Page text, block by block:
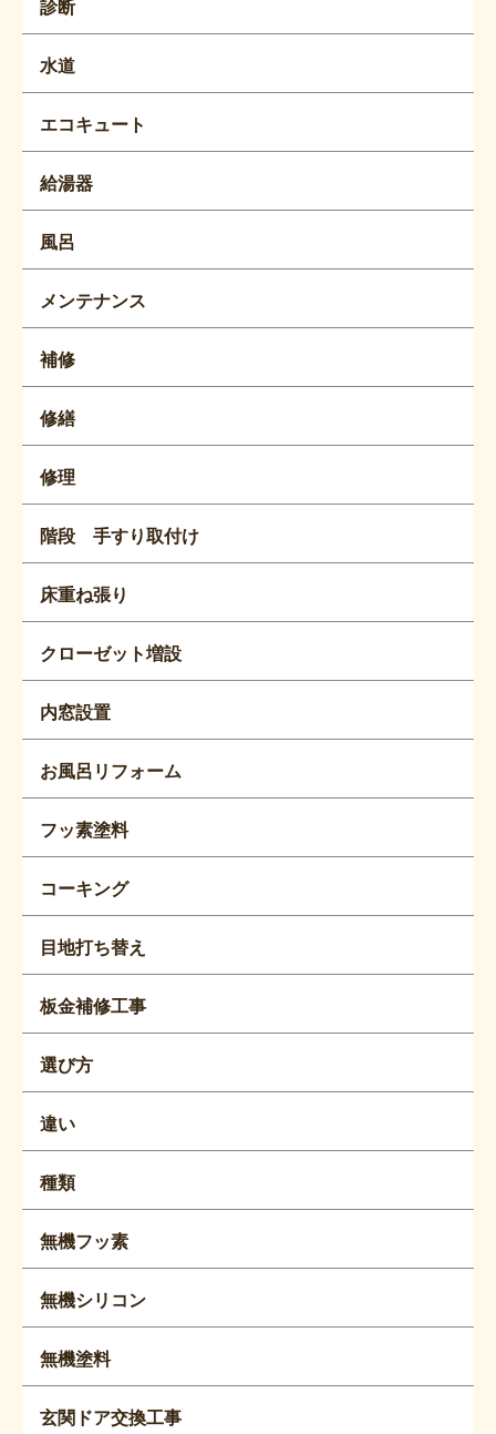
診断
水道
エコキュート
給湯器
風呂
メンテナンス
補修
修繕
修理
階段 手すり取付け
床重ね張り
クローゼット増設
内窓設置
お風呂リフォーム
フッ素塗料
コーキング
目地打ち替え
板金補修工事
選び方
違い
種類
無機フッ素
無機シリコン
無機塗料
玄関ドア交換工事